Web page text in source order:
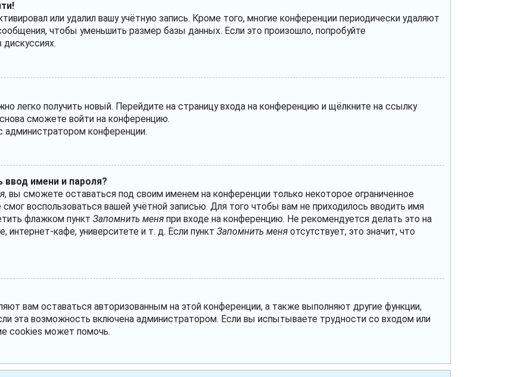
или удалил вашу учётную запись. Кроме того, многие конференции периодически удаляют
чтобы уменьшить размер базы данных. Если это произошло, попробуйте
дискуссиях.
легко получить новый. Перейдите на страницу входа на конференцию и щёлкните на ссылку
сможете войти на конференцию.
администратором конференции.
ввод имени и пароля?
, вы сможете оставаться под своим именем на конференции только некоторое ограниченное
воспользоваться вашей учётной записью. Для того чтобы вам не приходилось вводить имя
флажком пункт Запомнить меня при входе на конференцию. Не рекомендуется делать это на
кафе, университете и т. д. Если пункт Запомнить меня отсутствует, это значит, что
вам оставаться авторизованным на этой конференции, а также выполняют другие функции,
эта возможность включена администратором. Если вы испытываете трудности со входом или
cookies может помочь.